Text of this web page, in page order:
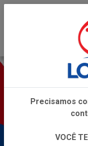
Precisamos
VOCÊ